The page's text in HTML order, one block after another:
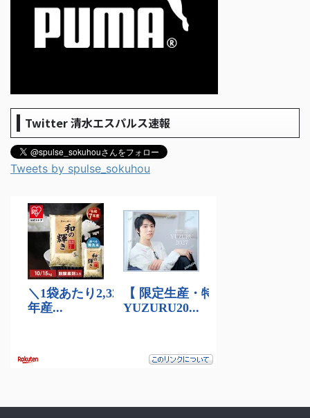
Twitter 清水エスパルス速報
Tweets by spulse_sokuhou